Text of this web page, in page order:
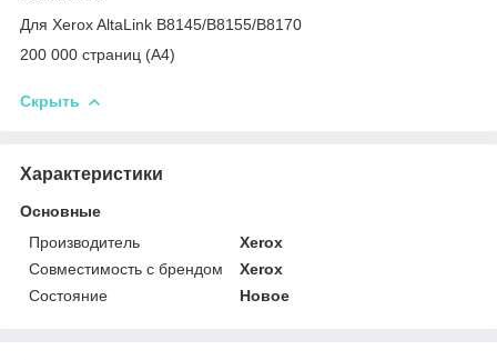
Для Xerox AltaLink B8145/B8155/B8170
200 000 страниц (А4)
Скрыть
Характеристики
Основные
Производитель
Xerox
Совместимость с брендом
Xerox
Состояние
Новое